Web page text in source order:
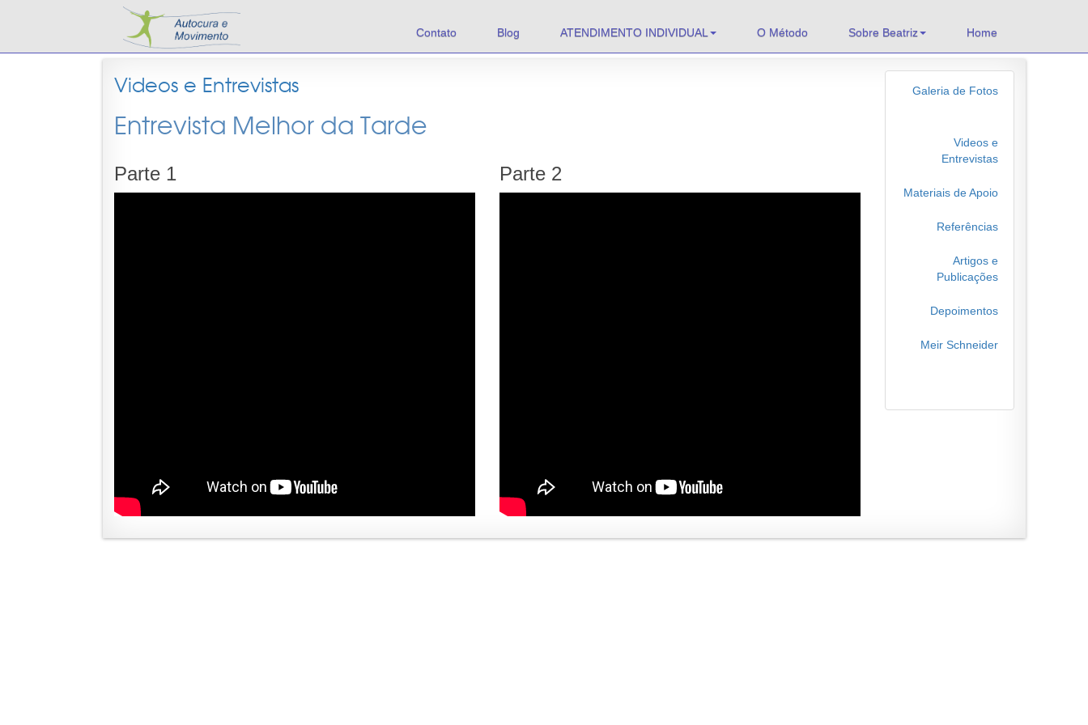
Contato Blog ATENDIMENTO INDIVIDUAL O Método Sobre Beatriz Home
Videos e Entrevistas
Entrevista Melhor da Tarde
Parte 1 Parte 2
Galeria de Fotos
Videos e
Entrevistas
Materiais de Apoio
Referências
Artigos e
Publicações
Depoimentos
Meir Schneider